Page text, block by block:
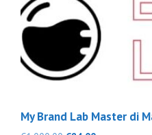
My Brand Lab Master di